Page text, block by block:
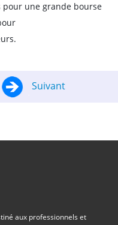
pour une grande bourse
Suivant
aux professionnels et